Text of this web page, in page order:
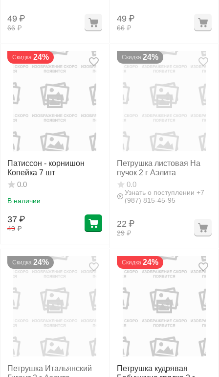
66 ₽
49 ₽
66 ₽
49 ₽
Скидка 24%
Патиссон - корнишон
Копейка 7 шт
0.0
В наличии
49 ₽
37 ₽
Скидка 24%
Петрушка листовая На
пучок 2 г Аэлита
0.0
Узнать о поступлении +7
(987) 815-45-95
29 ₽
22 ₽
Скидка 24%
Петрушка Итальянский
Скидка 24%
Петрушка кудрявая